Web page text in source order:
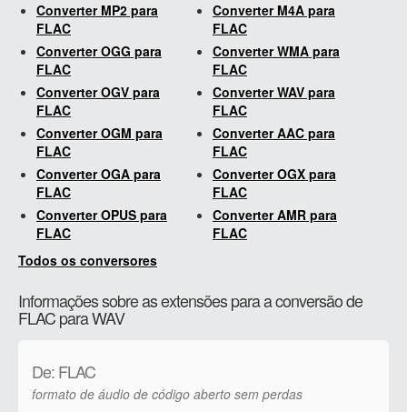
Converter MP2 para
FLAC
Converter M4A para
FLAC
Converter OGG para
FLAC
Converter WMA para
FLAC
Converter OGV para
FLAC
Converter WAV para
FLAC
Converter OGM para
FLAC
Converter AAC para
FLAC
Converter OGA para
FLAC
Converter OGX para
FLAC
Converter OPUS para
FLAC
Converter AMR para
FLAC
Todos os conversores
Informações sobre as extensões para a conversão de
FLAC para WAV
De: FLAC
formato de áudio de código aberto sem perdas